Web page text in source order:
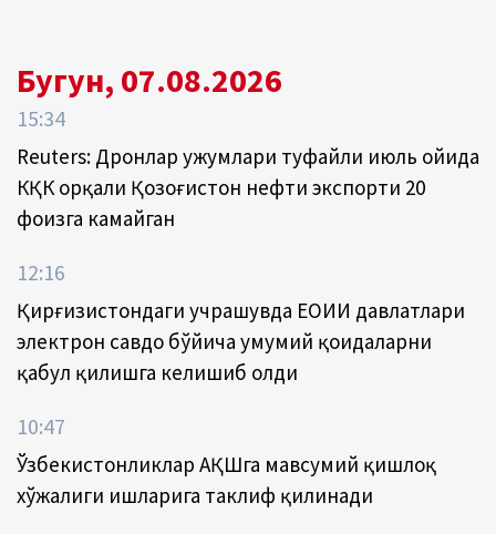
Бугун, 07.08.2026
15:34
Reuters: Дронлар ҳужумлари туфайли июль ойида
КҚК орқали Қозоғистон нефти экспорти 20
фоизга камайган
12:16
Қирғизистондаги учрашувда ЕОИИ давлатлари
электрон савдо бўйича умумий қоидаларни
қабул қилишга келишиб олди
10:47
Ўзбекистонликлар АҚШга мавсумий қишлоқ
хўжалиги ишларига таклиф қилинади